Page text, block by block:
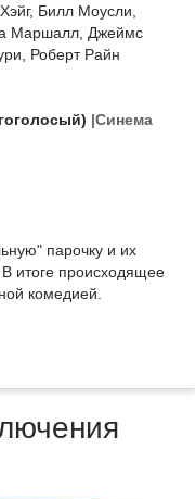
Билл Моусли,
Маршалл, Джеймс
Роберт Райн
|Синема
парочку и их
итоге происходящее
комедией.